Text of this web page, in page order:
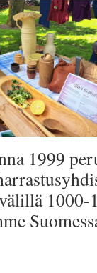
1999